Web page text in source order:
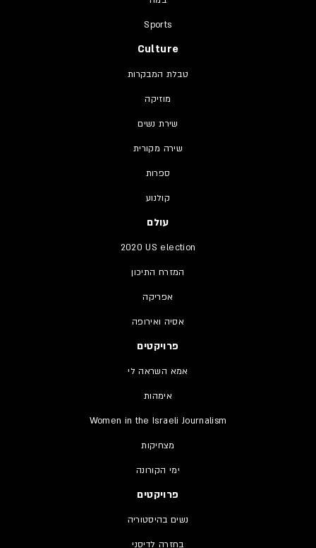
Sports
Culture
טבלת המבקרות
מוזיקה
שירת נשים
שירה מקורית
ספרות
קולנוע
עולם
2020 US election
המזרח התיכון
אפריקה
אסיה ואירופה
פרויקטים
אמא השראה לי
אימהות
Women in the Israeli Journalism
מצחיקות
ימי הקורונה
פרויקטים
נשים בהיסטוריה
בחזרה לדיסני